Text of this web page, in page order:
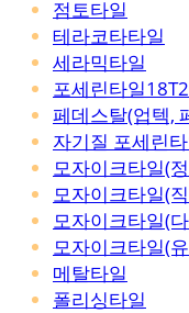
점토타일
테라코타타일
세라믹타일
포세린타일
페데스탈(업텍,
자기질 포세린
모자이크타일(
모자이크타일(
모자이크타일(
모자이크타일(
메탈타일
폴리싱타일